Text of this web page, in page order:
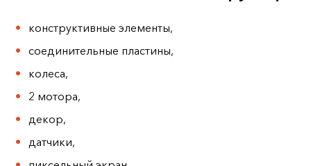
конструктивные элементы,
соединительные пластины,
колеса,
2 мотора,
декор,
датчики,